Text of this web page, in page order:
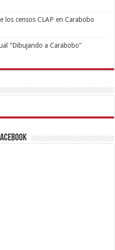
los censos CLAP en Carabobo
“Dibujando a Carabobo”